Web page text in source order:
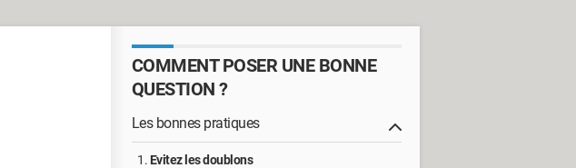
COMMENT POSER UNE BONNE
QUESTION ?
Les bonnes pratiques
Evitez les doublons